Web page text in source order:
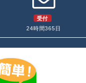
受付
24時間365日